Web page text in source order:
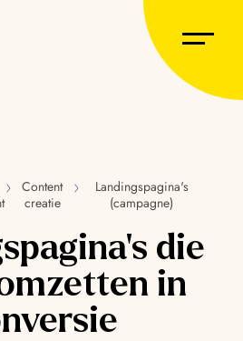
Content
creatie
Landingspagina's
(campagne)
die
in